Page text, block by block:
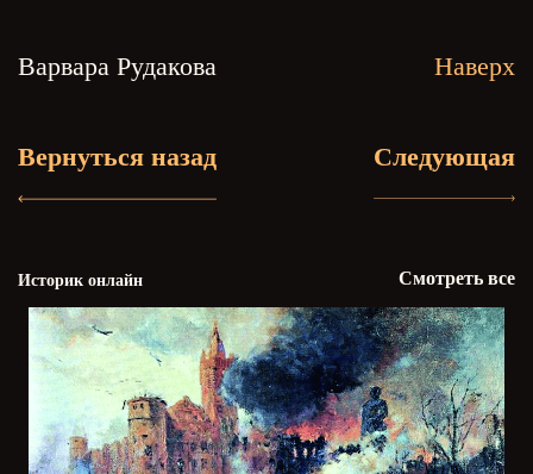
Варвара Рудакова Наверх
Вернуться назад Следующая
Историк онлайн Смотреть все